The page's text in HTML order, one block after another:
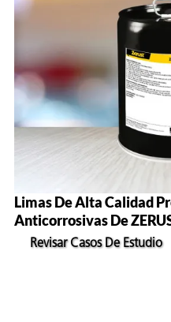
Limas De Alta Calidad
Anticorrosivas De
Revisar Casos De Estudio